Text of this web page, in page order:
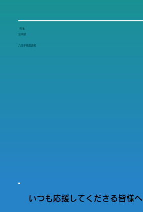
1年生
法学部
八王子拓真高校
いつも応援してくださる皆様へ